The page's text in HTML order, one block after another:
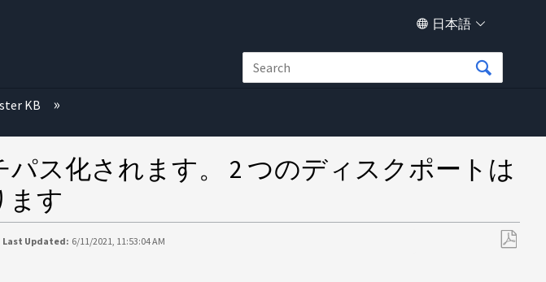
日本語
KB
ス化されます。 2 つのディスクポートは
ます
Last Updated: 6/11/2021, 11:53:04 AM